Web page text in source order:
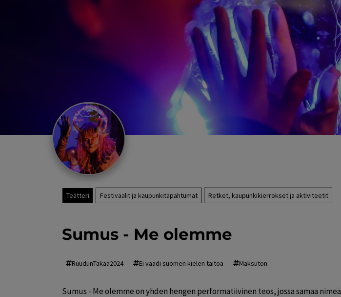
Teatteri Festivaalit ja kaupunkitapahtumat Retket, kaupunkikierrokset ja aktiviteetit
Sumus - Me olemme
RuudunTakaa2024 Ei vaadi suomen kielen taitoa Maksuton
Sumus - Me olemme on yhden hengen performatiivinen teos, jossa samaa nimeä